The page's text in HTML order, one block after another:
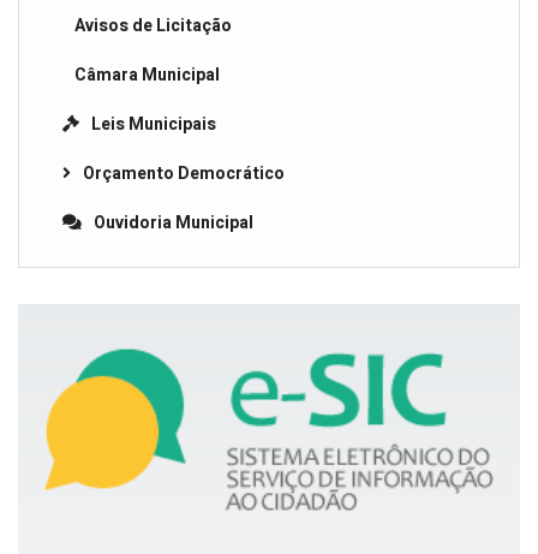
Avisos de Licitação
Câmara Municipal
Leis Municipais
Orçamento Democrático
Ouvidoria Municipal